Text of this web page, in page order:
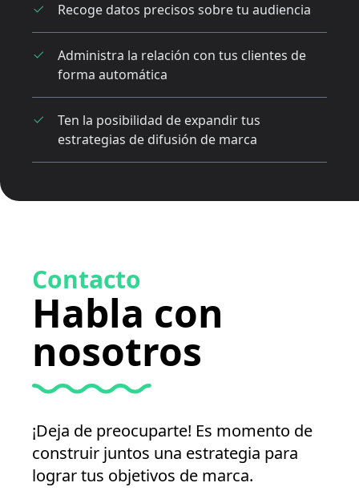
Recoge datos precisos sobre tu audiencia
Administra la relación con tus clientes de
forma automática
Ten la posibilidad de expandir tus
estrategias de difusión de marca
Contacto
Habla con
nosotros
¡Deja de preocuparte! Es momento de
construir juntos una estrategia para
lograr tus objetivos de marca.